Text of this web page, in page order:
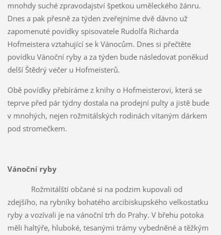
mnohdy suché zpravodajství špetkou uměleckého žánru.
Dnes a pak přesně za týden zveřejníme dvě dávno už
zapomenuté povídky spisovatele Rudolfa Richarda
Hofmeistera vztahující se k Vánocům. Dnes si přečtěte
povídku Vánoční ryby a za týden bude následovat poněkud
delší Štědrý večer u Hofmeisterů.
Obě povídky přebíráme z knihy o Hofmeisterovi, která se
teprve před pár týdny dostala na prodejní pulty a jistě bude
v mnohých, nejen rožmitálských rodinách vítaným dárkem
pod stromečkem.
Vánoční ryby
Rožmitálští občané si na podzim kupovali od
zdejšího, na rybníky bohatého arcibiskupského velkostatku
ryby a vozívali je na vánoční trh do Prahy. V břehu potoka
měli haltýře, hluboké, tesanými trámy vybedněné a těžkým